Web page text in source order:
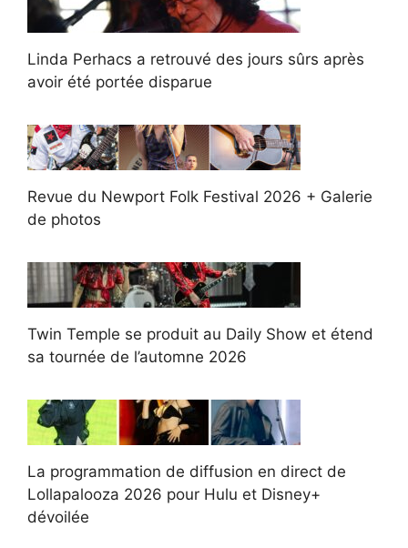
Linda Perhacs a retrouvé des jours sûrs après
avoir été portée disparue
Revue du Newport Folk Festival 2026 + Galerie
de photos
Twin Temple se produit au Daily Show et étend
sa tournée de l’automne 2026
La programmation de diffusion en direct de
Lollapalooza 2026 pour Hulu et Disney+
dévoilée